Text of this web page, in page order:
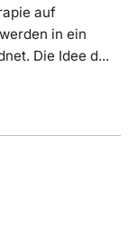
auf
in ein
Die Idee d...